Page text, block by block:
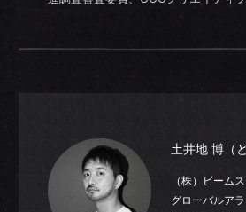
土井地 博（
（株）ビーム
グローバルア